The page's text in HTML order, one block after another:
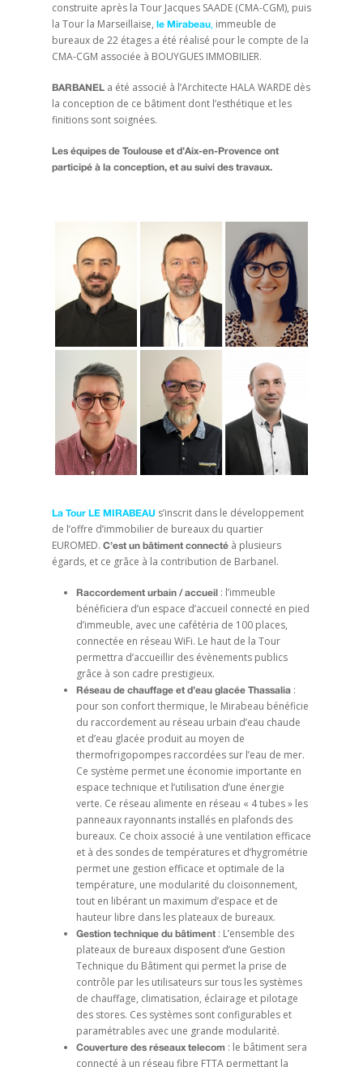
construite après la Tour Jacques SAADE (CMA-CGM), puis
la Tour la Marseillaise, le Mirabeau, immeuble de
bureaux de 22 étages a été réalisé pour le compte de la
CMA-CGM associée à BOUYGUES IMMOBILIER.
BARBANEL a été associé à l’Architecte HALA WARDE dès
la conception de ce bâtiment dont l’esthétique et les
finitions sont soignées.
Les équipes de Toulouse et d’Aix-en-Provence ont
participé à la conception, et au suivi des travaux.
La Tour LE MIRABEAU s’inscrit dans le développement
de l’offre d’immobilier de bureaux du quartier
EUROMED. C’est un bâtiment connecté à plusieurs
égards, et ce grâce à la contribution de Barbanel.
Raccordement urbain / accueil : l’immeuble
bénéficiera d’un espace d’accueil connecté en pied
d’immeuble, avec une cafétéria de 100 places,
connectée en réseau WiFi. Le haut de la Tour
permettra d’accueillir des évènements publics
grâce à son cadre prestigieux.
Réseau de chauffage et d’eau glacée Thassalia :
pour son confort thermique, le Mirabeau bénéficie
du raccordement au réseau urbain d’eau chaude
et d’eau glacée produit au moyen de
thermofrigopompes raccordées sur l’eau de mer.
Ce système permet une économie importante en
espace technique et l’utilisation d’une énergie
verte. Ce réseau alimente en réseau « 4 tubes » les
panneaux rayonnants installés en plafonds des
bureaux. Ce choix associé à une ventilation efficace
et à des sondes de températures et d’hygrométrie
permet une gestion efficace et optimale de la
température, une modularité du cloisonnement,
tout en libérant un maximum d’espace et de
hauteur libre dans les plateaux de bureaux.
Gestion technique du bâtiment : L’ensemble des
plateaux de bureaux disposent d’une Gestion
Technique du Bâtiment qui permet la prise de
contrôle par les utilisateurs sur tous les systèmes
de chauffage, climatisation, éclairage et pilotage
des stores. Ces systèmes sont configurables et
paramétrables avec une grande modularité.
Couverture des réseaux telecom : le bâtiment sera
connecté à un réseau fibre FTTA permettant la